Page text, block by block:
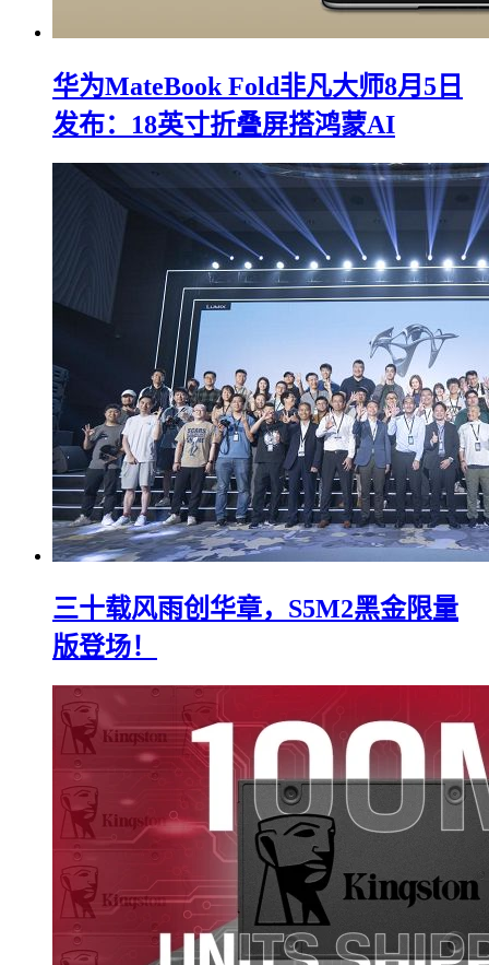
华为MateBook Fold非凡大师8月5日
发布：18英寸折叠屏搭鸿蒙AI
三十载风雨创华章，S5M2黑金限量
版登场！